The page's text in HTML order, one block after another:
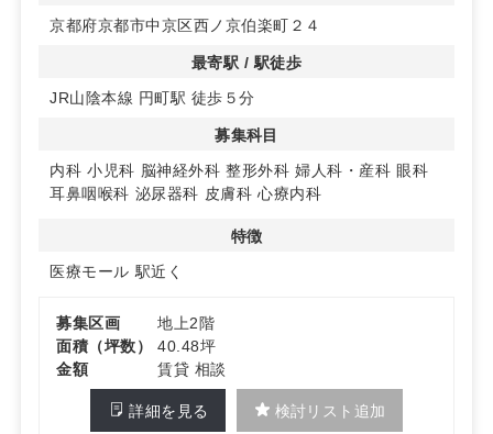
◆周辺にはスーパーや家電量販店があり、日常生活の利便
性も高く、人通りが多いことから視認性が良好です。詳細
京都府京都市中京区西ノ京伯楽町２４
最寄駅 / 駅徒歩
JR山陰本線 円町駅 徒歩５分
募集科目
内科 小児科 脳神経外科 整形外科 婦人科・産科 眼科
耳鼻咽喉科 泌尿器科 皮膚科 心療内科
特徴
医療モール 駅近く
募集区画
地上2階
面積（坪数）
40.48坪
金額
賃貸 相談
詳細を見る 検討リスト追加